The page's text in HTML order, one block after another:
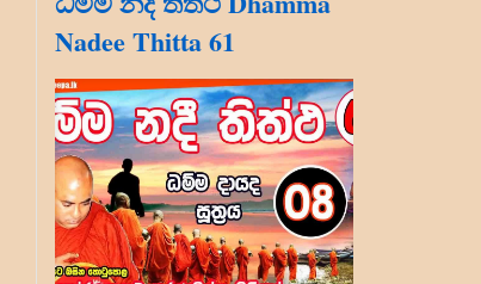
Nadee Thitta 61